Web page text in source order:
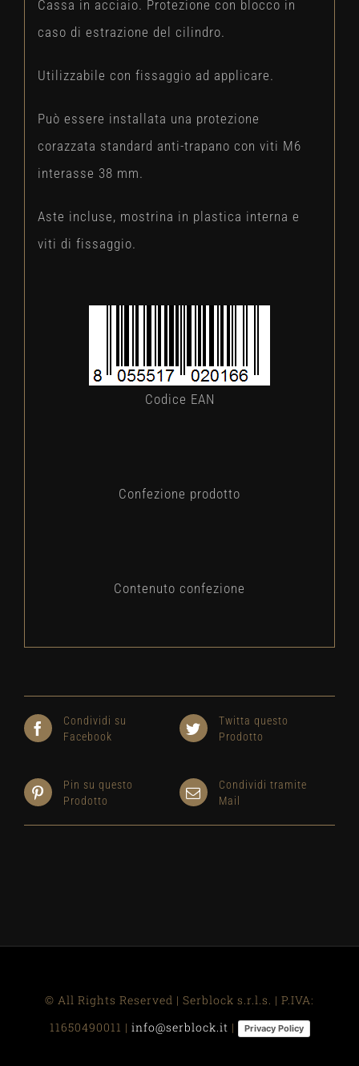
Cassa in acciaio. Protezione con blocco in
caso di estrazione del cilindro.
Utilizzabile con fissaggio ad applicare.
Può essere installata una protezione
corazzata standard anti-trapano con viti M6
interasse 38 mm.
Aste incluse, mostrina in plastica interna e
viti di fissaggio.
Codice EAN
Confezione prodotto
Contenuto confezione
Condividi su
Facebook
Twitta questo
Prodotto
Pin su questo
Prodotto
Condividi tramite
Mail
© All Rights Reserved | Serblock s.r.l.s. | P.IVA:
11650490011 | info@serblock.it | Privacy Policy